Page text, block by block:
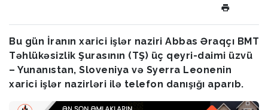
Bu gün İranın xarici işlər naziri Abbas Əraqçı BMT
Təhlükəsizlik Şurasının (TŞ) üç qeyri-daimi üzvü
– Yunanıstan, Sloveniya və Syerra Leonenin
xarici işlər nazirləri ilə telefon danışığı aparıb.